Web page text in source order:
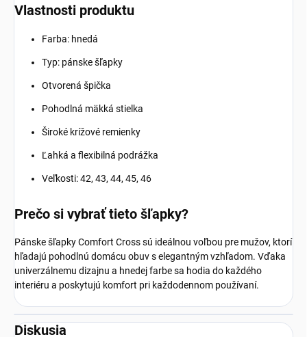
Vlastnosti produktu
Farba: hnedá
Typ: pánske šľapky
Otvorená špička
Pohodlná mäkká stielka
Široké krížové remienky
Ľahká a flexibilná podrážka
Veľkosti: 42, 43, 44, 45, 46
Prečo si vybrať tieto šľapky?
Pánske šľapky Comfort Cross sú ideálnou voľbou pre mužov, ktorí
hľadajú pohodlnú domácu obuv s elegantným vzhľadom. Vďaka
univerzálnemu dizajnu a hnedej farbe sa hodia do každého
interiéru a poskytujú komfort pri každodennom používaní.
Diskusia